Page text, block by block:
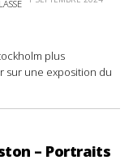
plus
sur une exposition du
– Portraits